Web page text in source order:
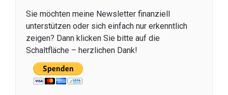
Sie möchten meine Newsletter finanziell
unterstützen oder sich einfach nur erkenntlich
zeigen? Dann klicken Sie bitte auf die
Schaltfläche – herzlichen Dank!